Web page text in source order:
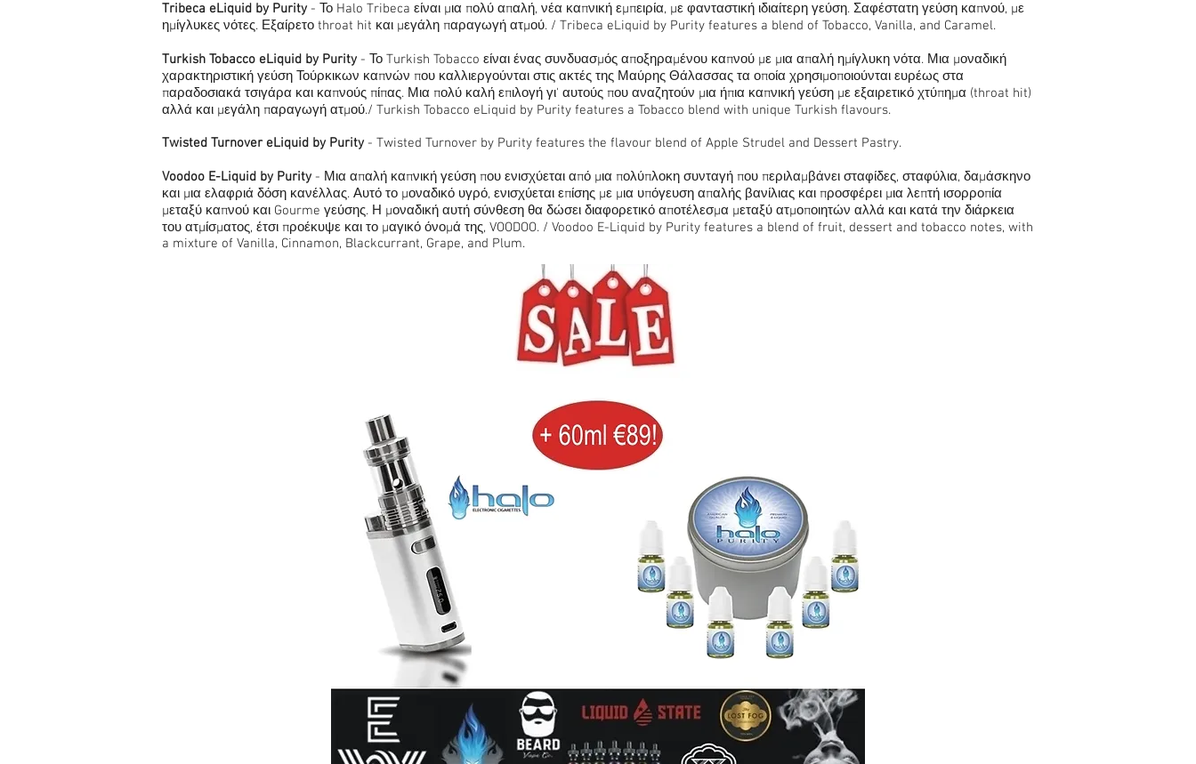
Tribeca eLiquid by Purity - Το Halo Tribeca είναι μια πολύ απαλή, νέα καπνική εμπειρία, με φανταστική ιδιαίτερη γεύση. Σαφέστατη γεύση καπνού, με
ημίγλυκες νότες. Εξαίρετο throat hit και μεγάλη παραγωγή ατμού. / Tribeca eLiquid by Purity features a blend of Tobacco, Vanilla, and Caramel.
Turkish Tobacco eLiquid by Purity - Το Turkish Tobacco είναι ένας συνδυασμός αποξηραμένου καπνού με μια απαλή ημίγλυκη νότα. Μια μοναδική
χαρακτηριστική γεύση Τούρκικων καπνών που καλλιεργούνται στις ακτές της Μαύρης Θάλασσας τα οποία χρησιμοποιούνται ευρέως στα
παραδοσιακά τσιγάρα και καπνούς πίπας. Μια πολύ καλή επιλογή γι' αυτούς που αναζητούν μια ήπια καπνική γεύση με εξαιρετικό χτύπημα (throat hit)
αλλά και μεγάλη παραγωγή ατμού./ Turkish Tobacco eLiquid by Purity features a Tobacco blend with unique Turkish flavours.
Twisted Turnover eLiquid by Purity - Twisted Turnover by Purity features the flavour blend of Apple Strudel and Dessert Pastry.
Voodoo E-Liquid by Purity - Μια απαλή καπνική γεύση που ενισχύεται από μια πολύπλοκη συνταγή που περιλαμβάνει σταφίδες, σταφύλια, δαμάσκηνο
και μια ελαφριά δόση κανέλλας. Αυτό το μοναδικό υγρό, ενισχύεται επίσης με μια υπόγευση απαλής βανίλιας και προσφέρει μια λεπτή ισορροπία
μεταξύ καπνού και Gourme γεύσης. Η μοναδική αυτή σύνθεση θα δώσει διαφορετικό αποτέλεσμα μεταξύ ατμοποιητών αλλά και κατά την διάρκεια
του ατμίσματος, έτσι προέκυψε και το μαγικό όνομά της, VOODOO. / Voodoo E-Liquid by Purity features a blend of fruit, dessert and tobacco notes, with
a mixture of Vanilla, Cinnamon, Blackcurrant, Grape, and Plum.